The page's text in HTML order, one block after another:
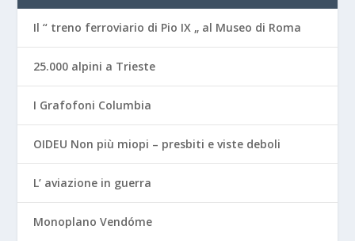
Il “ treno ferroviario di Pio IX „ al Museo di Roma
25.000 alpini a Trieste
I Grafofoni Columbia
OIDEU Non più miopi – presbiti e viste deboli
L’ aviazione in guerra
Monoplano Vendóme